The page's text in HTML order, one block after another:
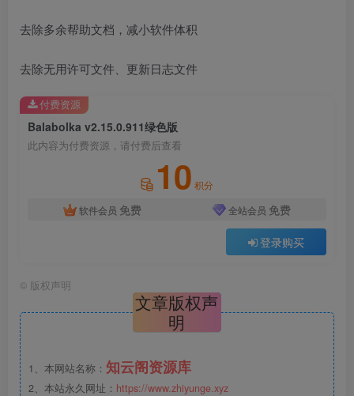
去除多余帮助文档，减小软件体积
去除无用许可文件、更新日志文件
Balabolka v2.15.0.911绿色版
此内容为付费资源，请付费后查看
10 积分
软件会员 免费 全站会员 免费
登录购买
付费资源
© 版权声明
文章版权声
明
1、本网站名称： 知云阁资源库
2、本站永久网址： https://www.zhiyunge.xyz